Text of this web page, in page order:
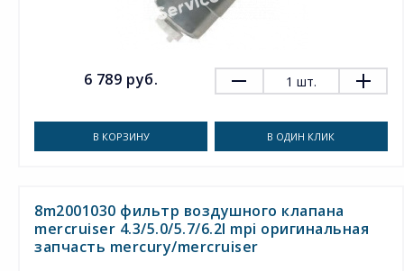
6 789 руб. 1 шт.
В КОРЗИНУ В ОДИН КЛИК
8m2001030 фильтр воздушного клапана
mercruiser 4.3/5.0/5.7/6.2l mpi оригинальная
запчасть mercury/mercruiser